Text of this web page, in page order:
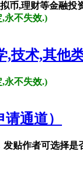
币,理财等金融投
永不失效.)
,技术,其他
永不失效.)
通道）
贴作者可选择是